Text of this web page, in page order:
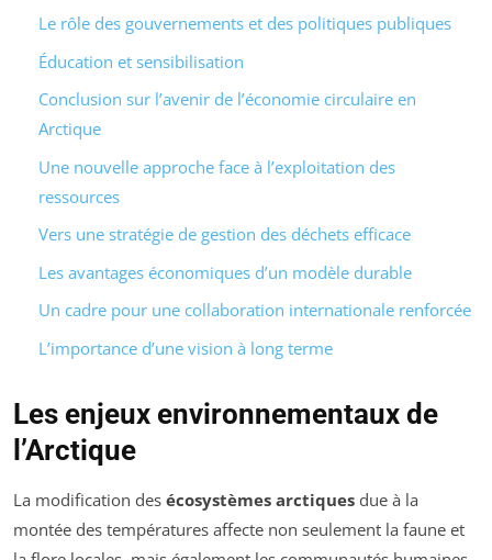
Le rôle des gouvernements et des politiques publiques
Éducation et sensibilisation
Conclusion sur l’avenir de l’économie circulaire en
Arctique
Une nouvelle approche face à l’exploitation des
ressources
Vers une stratégie de gestion des déchets efficace
Les avantages économiques d’un modèle durable
Un cadre pour une collaboration internationale renforcée
L’importance d’une vision à long terme
Les enjeux environnementaux de
l’Arctique
La modification des écosystèmes arctiques due à la
montée des températures affecte non seulement la faune et